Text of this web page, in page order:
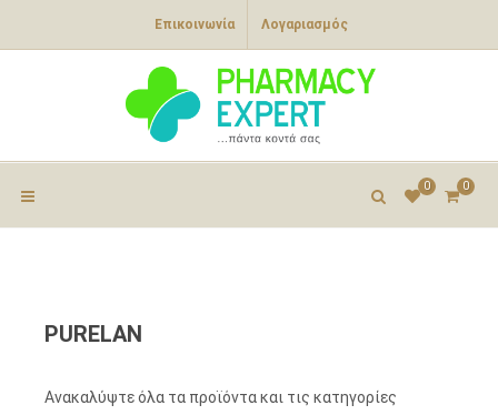
Επικοινωνία Λογαριασμός
0
0
PURELAN
Ανακαλύψτε όλα τα προϊόντα και τις κατηγορίες